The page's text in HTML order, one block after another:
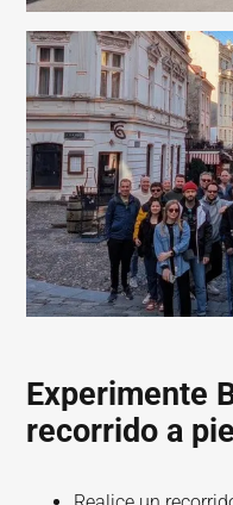
Experimente
recorrido a pie